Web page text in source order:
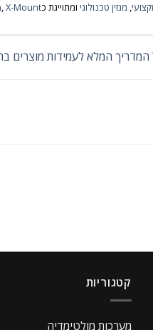
, מגזין טכנולוגי ומתוייגת כ ,X-Mount
קטגוריות
מערכות מולטימדיה